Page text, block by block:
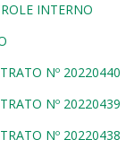
INTERNO
Nº 20220440
Nº 20220439
Nº 20220438